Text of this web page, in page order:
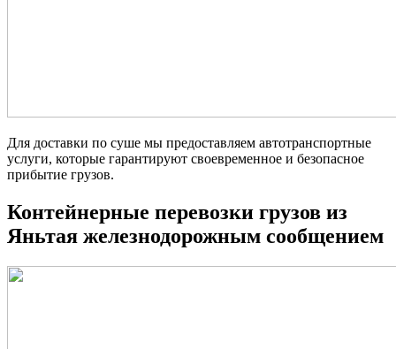
Для доставки по суше мы предоставляем автотранспортные
услуги, которые гарантируют своевременное и безопасное
прибытие грузов.
Контейнерные перевозки грузов из
Яньтая железнодорожным сообщением